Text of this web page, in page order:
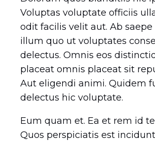
Voluptas voluptate officiis
odit facilis velit aut. Ab
illum quo ut voluptates
delectus. Omnis eos
placeat omnis placeat sit
Aut eligendi animi. Quidem
delectus hic voluptate.
Eum quam et. Ea et rem id
Quos perspiciatis est